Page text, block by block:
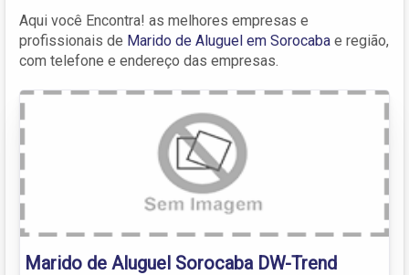
Aqui você Encontra! as melhores empresas e
profissionais de Marido de Aluguel em Sorocaba e região,
com telefone e endereço das empresas.
Marido de Aluguel Sorocaba DW-Trend